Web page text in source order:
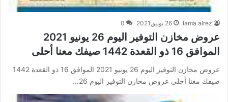
lama alrez 26 يونيو,2021 0
عروض مخازن التوفير اليوم 26 يونيو 2021
الموافق 16 ذو القعدة 1442 ‏صيفك معنا أحلى
عروض مخازن التوفير اليوم 26 يونيو 2021 الموافق 16 ذو القعدة 1442
‏صيفك معنا أحلى عروض مخازن التوفير اليوم 26…